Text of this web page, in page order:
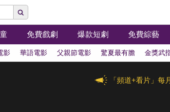
免費戲劇 爆款短劇 免費綜藝
影 華語電影 父親節電影 驚夏最有膽 金獎武
「頻道+看片」每